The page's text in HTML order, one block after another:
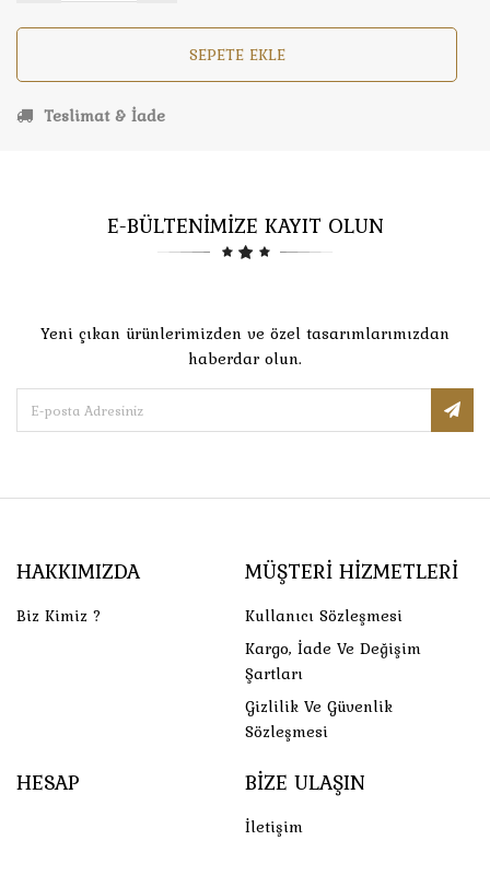
SEPETE EKLE
Teslimat & İade
E-BÜLTENİMİZE KAYIT OLUN
Yeni çıkan ürünlerimizden ve özel tasarımlarımızdan
haberdar olun.
HAKKIMIZDA
Biz Kimiz ?
MÜŞTERI HIZMETLERI
Kullanıcı Sözleşmesi
Kargo, İade Ve Değişim
Şartları
Gizlilik Ve Güvenlik
Sözleşmesi
HESAP BIZE ULAŞIN
İletişim